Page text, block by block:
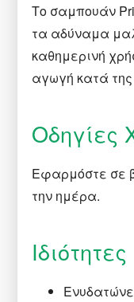
Το σαμπουάν
τα αδύναμα
καθημερινή
αγωγή κατά
Οδηγίες
Εφαρμόστε σε
την ημέρα.
Ιδιότητες